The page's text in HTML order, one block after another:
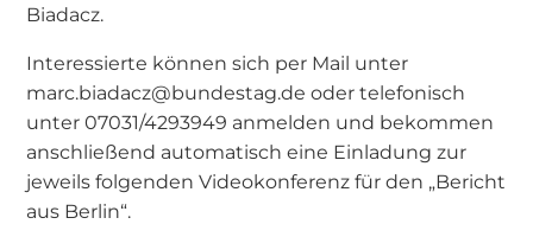
Biadacz.
Interessierte können sich per Mail unter
marc.biadacz@bundestag.de oder telefonisch
unter 07031/4293949 anmelden und bekommen
anschließend automatisch eine Einladung zur
jeweils folgenden Videokonferenz für den „Bericht
aus Berlin“.